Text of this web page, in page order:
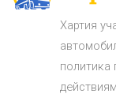
Хартия
политика